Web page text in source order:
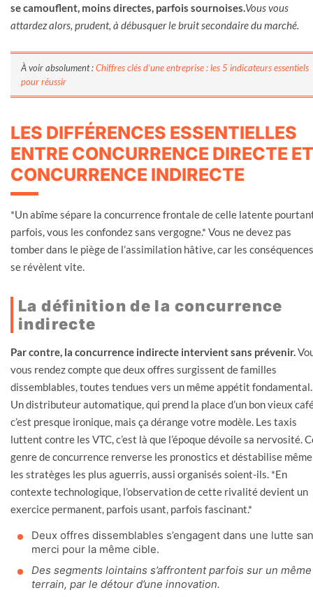
se camouflent, moins directes, parfois sournoises.Vous vous
attardez alors, prudent, à débusquer le bruit secondaire du marché.
À voir absolument :Chiffres clés d’une entreprise : les 5 indicateurs essentiels
pour réussir
LES DIFFÉRENCES ESSENTIELLES
ENTRE CONCURRENCE DIRECTE ET
CONCURRENCE INDIRECTE
*Un abîme sépare la concurrence frontale de celle latente
parfois, vous les confondez sans vergogne.* Vous ne devez pas
tomber dans le piège de l’assimilation hâtive, car les conséquences
se révèlent vite.
La définition de la concurrence
indirecte
Par contre, la concurrence indirecte intervient sans prévenir.
vous rendez compte que deux offres surgissent de familles
dissemblables, toutes tendues vers un même appétit fondamental.
Un distributeur automatique, qui prend la place d’un bon vieux
c’est presque ironique, mais ça dérange votre modèle. Les taxis
luttent contre les VTC, c’est là que l’époque dévoile sa nervosité.
genre de concurrence renverse les pronostics et déstabilise même
les stratèges les plus aguerris, aussi organisés soient-ils. *En
contexte technologique, l’observation de cette rivalité devient un
exercice permanent, parfois usant, parfois fascinant.*
Deux offres dissemblables s’engagent dans une lutte
merci pour la même cible.
Des segments lointains s’affrontent parfois sur un même
terrain, par le détour d’une innovation.